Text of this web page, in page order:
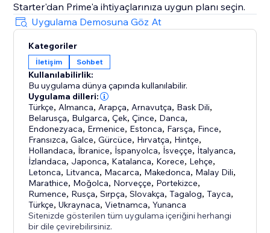
Starter'dan Prime'a ihtiyaçlarınıza uygun planı seçin.
Uygulama Demosuna Göz At
Kategoriler
İletişim Sohbet
Kullanılabilirlik:
Bu uygulama dünya çapında kullanılabilir.
Uygulama dilleri:
Türkçe, Almanca, Arapça, Arnavutça, Bask Dili,
Belarusça, Bulgarca,Çek,Çince, Danca,
Endonezyaca, Ermenice, Estonca, Farsça, Fince,
Fransızca,Galce,Gürcüce, Hırvatça, Hintçe,
Hollandaca, İbranice, İspanyolca, İsveççe, İtalyanca,
İzlandaca, Japonca, Katalanca, Korece, Lehçe,
Letonca, Litvanca, Macarca, Makedonca, Malay Dili,
Marathice, Moğolca, Norveççe, Portekizce,
Rumence, Rusça,Sırpça,Slovakça,Tagalog,Tayca,
Türkçe,Ukraynaca,Vietnamca,Yunanca
Sitenizde gösterilen tüm uygulama içeriğini herhangi
bir dile çevirebilirsiniz.